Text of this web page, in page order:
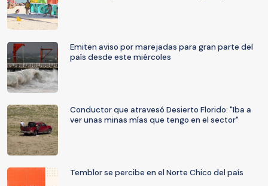
Emiten aviso por marejadas para gran parte del
país desde este miércoles
Conductor que atravesó Desierto Florido: "Iba a
ver unas minas mías que tengo en el sector"
Temblor se percibe en el Norte Chico del país